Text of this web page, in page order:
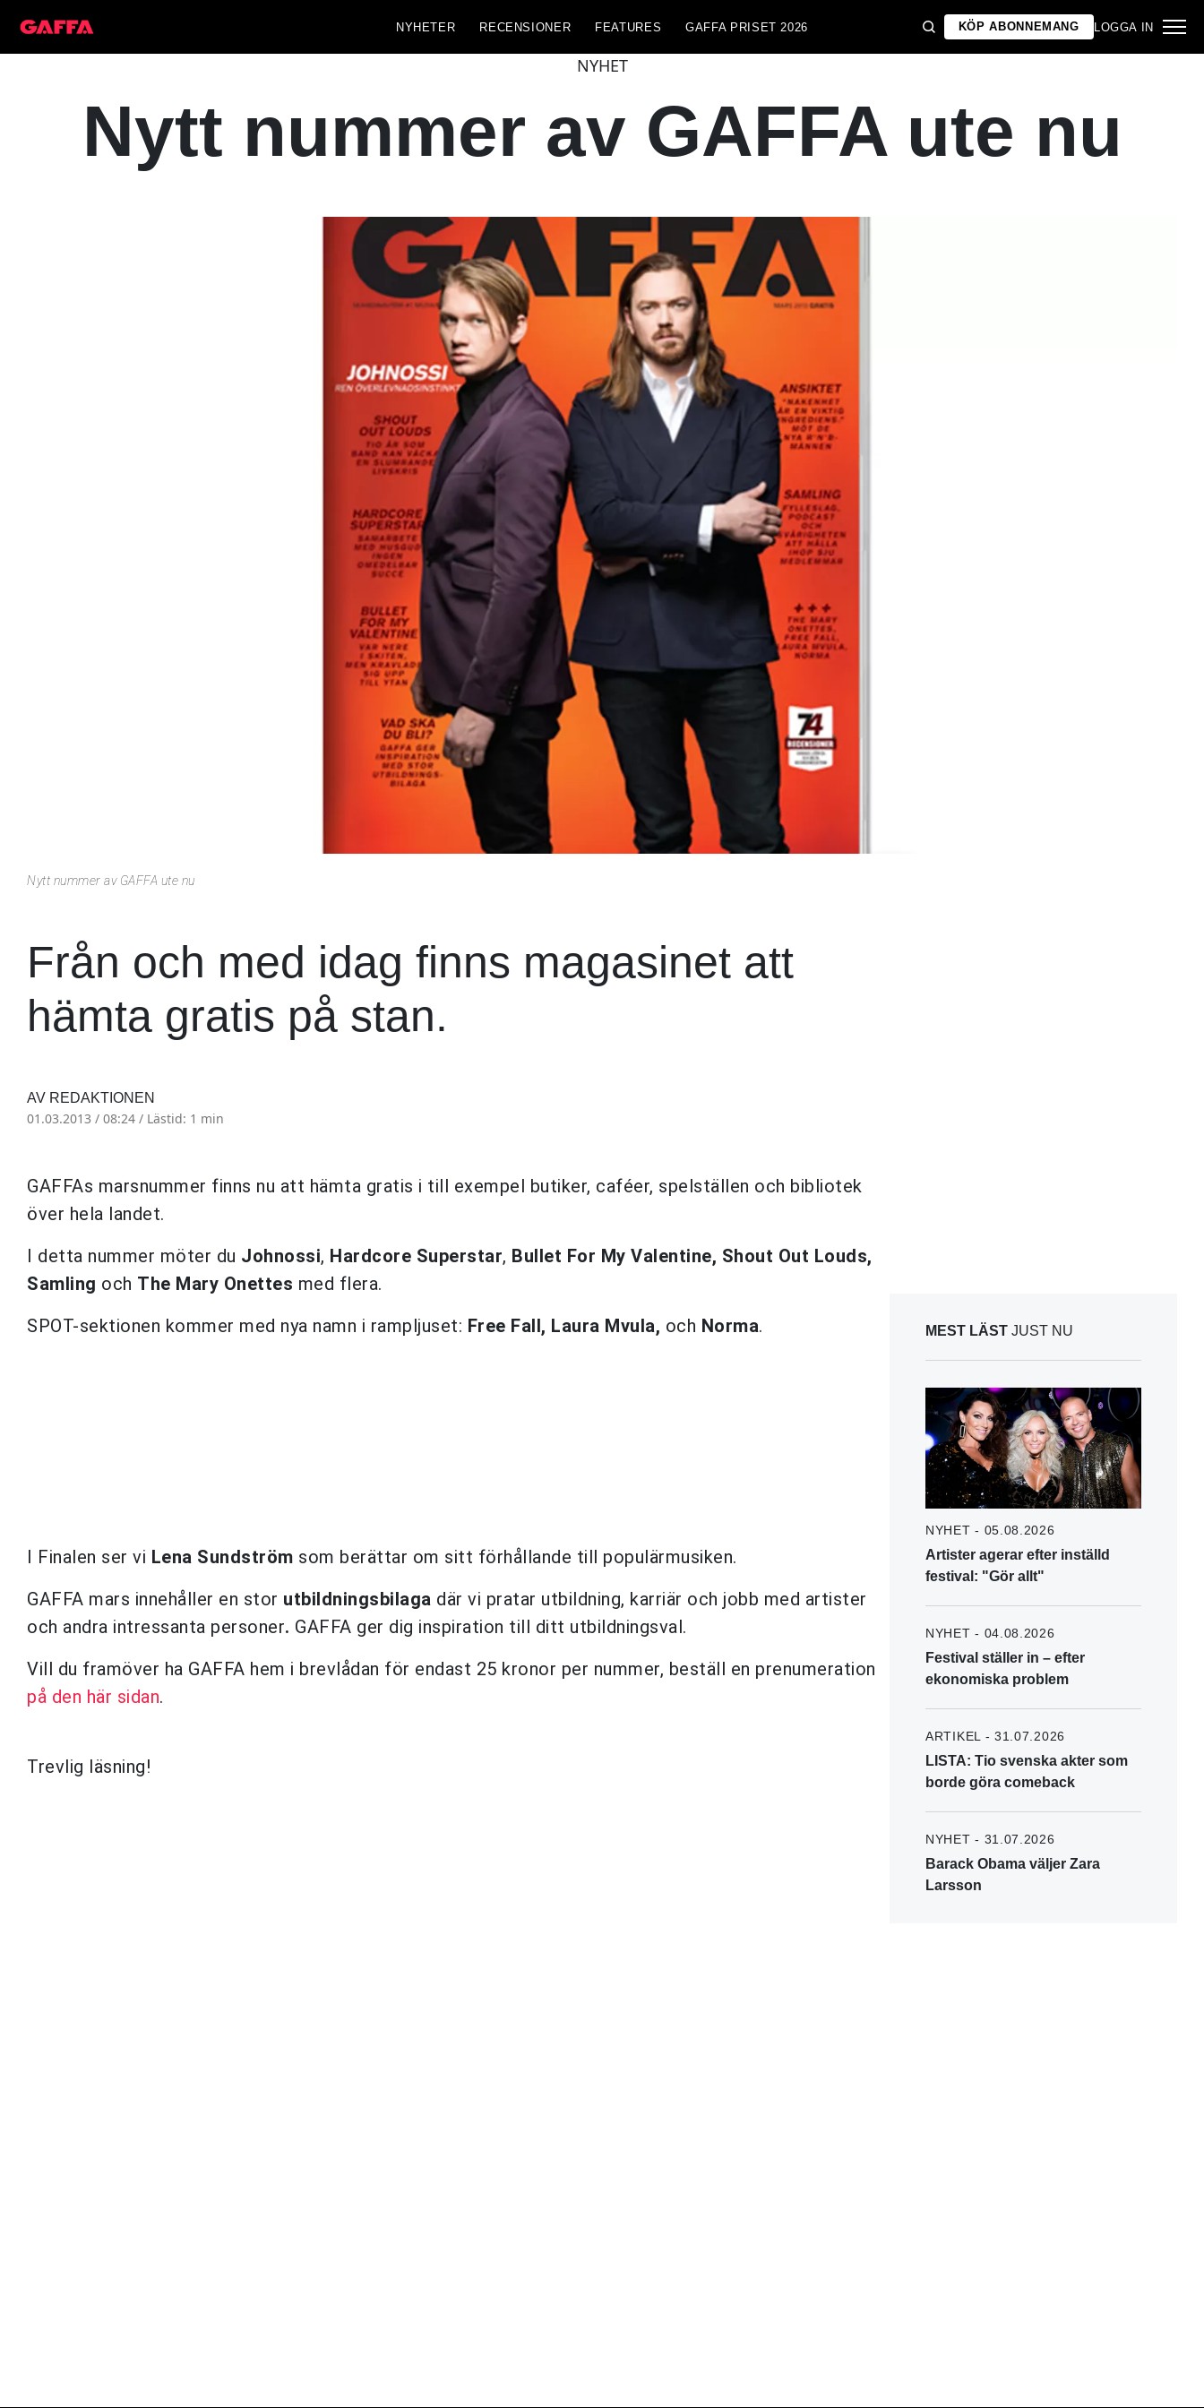
NYHETER RECENSIONER FEATURES GAFFA PRISET 2026 KÖP ABONNEMANG LOGGA IN
NYHET
Nytt nummer av GAFFA ute nu
Nytt nummer av GAFFA ute nu
Från och med idag finns magasinet att
hämta gratis på stan.
AV REDAKTIONEN
01.03.2013 / 08:24 / Lästid: 1 min
GAFFAs marsnummer finns nu att hämta gratis i till exempel butiker, caféer, spelställen och bibliotek
över hela landet.
I detta nummer möter du Johnossi, Hardcore Superstar, Bullet For My Valentine, Shout Out Louds,
Samling och The Mary Onettes med flera.
SPOT-sektionen kommer med nya namn i rampljuset: Free Fall, Laura Mvula, och Norma.
I Finalen ser vi Lena Sundström som berättar om sitt förhållande till populärmusiken.
GAFFA mars innehåller en stor utbildningsbilaga där vi pratar utbildning, karriär och jobb med artister
och andra intressanta personer. GAFFA ger dig inspiration till ditt utbildningsval.
Vill du framöver ha GAFFA hem i brevlådan för endast 25 kronor per nummer, beställ en prenumeration
på den här sidan.
Trevlig läsning!
MEST LÄST JUST NU
NYHET - 05.08.2026
Artister agerar efter inställd
festival: "Gör allt"
NYHET - 04.08.2026
Festival ställer in – efter
ekonomiska problem
ARTIKEL - 31.07.2026
LISTA: Tio svenska akter som
borde göra comeback
NYHET - 31.07.2026
Barack Obama väljer Zara
Larsson